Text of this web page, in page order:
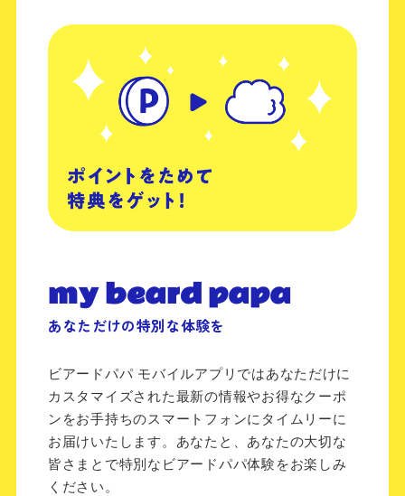
my beard papa
あなただけの特別な体験を
ビアードパパ モバイルアプリではあなただけに
カスタマイズされた最新の情報やお得なクーポ
ンをお手持ちのスマートフォンにタイムリーに
お届けいたします。あなたと、あなたの大切な
皆さまとで特別なビアードパパ体験をお楽しみ
ください。